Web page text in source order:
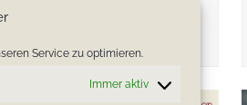
Service zu optimieren.
Immer aktiv
Willkommen,